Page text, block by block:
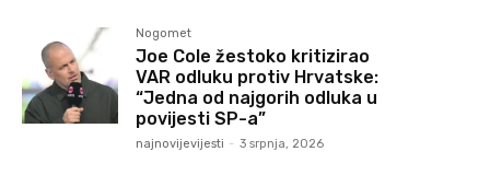
Nogomet
Joe Cole žestoko kritizirao
VAR odluku protiv Hrvatske:
“Jedna od najgorih odluka u
povijesti SP-a”
najnovijevijesti - 3 srpnja, 2026